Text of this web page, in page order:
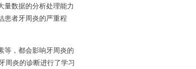
量数据的分析处理能力
患者牙周炎的严重程
等，都会影响牙周炎的
周炎的诊断进行了学习